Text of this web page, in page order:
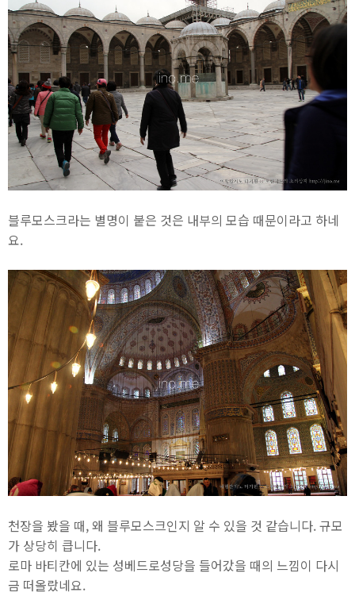
블루모스크라는 별명이 붙은 것은 내부의 모습 때문이라고 하네
요.
천장을 봤을 때, 왜 블루모스크인지 알 수 있을 것 같습니다. 규모
가 상당히 큽니다.
로마 바티칸에 있는 성베드로성당을 들어갔을 때의 느낌이 다시
금 떠올랐네요.